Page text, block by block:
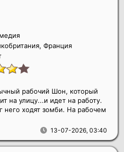
Франция
13-07-2026, 03:40
рабочий Шон, который
на улицу...и идет на работу.
него ходят зомби. На рабочем